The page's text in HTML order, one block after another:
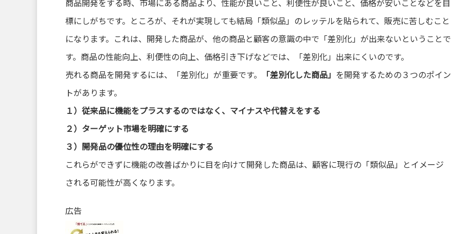
商品開発をする時、市場にある商品より、性能が良いこと、利便性が良いこと、価格が安いことなどを目
標にしがちです。ところが、それが実現しても結局「類似品」のレッテルを貼られて、販売に苦しむこと
になります。これは、開発した商品が、他の商品と顧客の意識の中で「差別化」が出来ないということで
す。商品の性能向上、利便性の向上、価格引き下げなどでは、「差別化」出来にくいのです。
売れる商品を開発するには、「差別化」が重要です。 「差別化した商品」 を開発するための３つのポイン
トがあります。
１）従来品に機能をプラスするのではなく、マイナスや代替えをする
２）ターゲット市場を明確にする
３）開発品の優位性の理由を明確にする
これらができずに機能の改善ばかりに目を向けて開発した商品は、顧客に現行の「類似品」とイメージ
される可能性が高くなります。
広告